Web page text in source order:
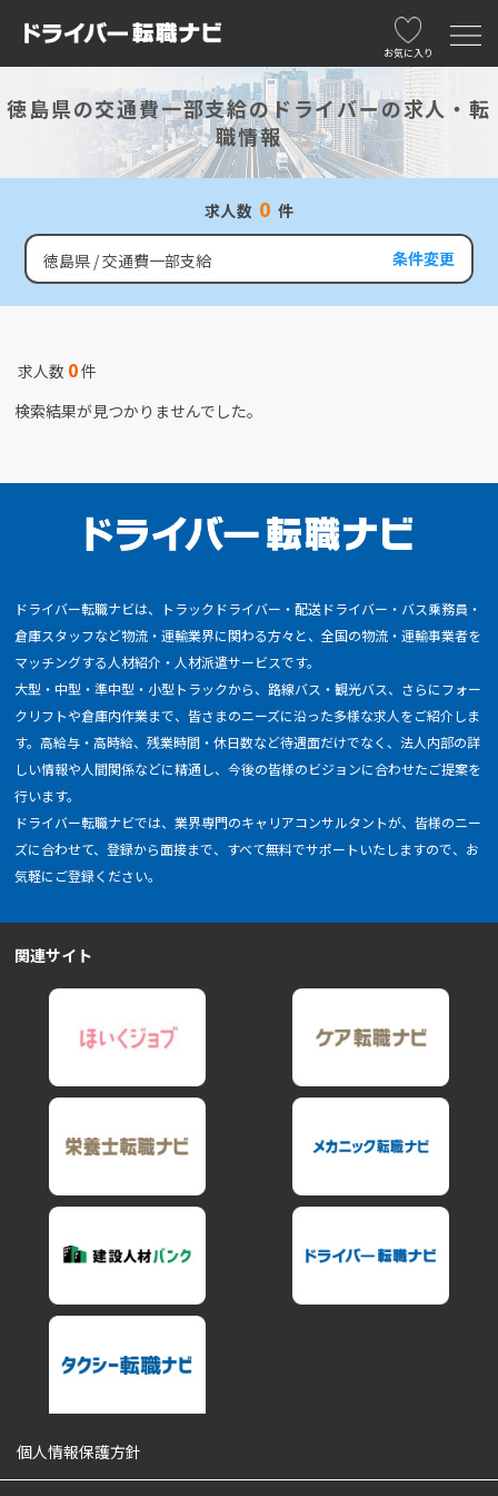
お気に入り
徳島県の交通費一部支給のドライバーの求人・転
職情報
求人数 0 件
徳島県 交通費一部支給 条件変更
求人数 0件
検索結果が見つかりませんでした。
ドライバー転職ナビは、トラックドライバー・配送ドライバー・バス乗務員・
倉庫スタッフなど物流・運輸業界に関わる方々と、全国の物流・運輸事業者を
マッチングする人材紹介・人材派遣サービスです。
大型・中型・準中型・小型トラックから、路線バス・観光バス、さらにフォー
クリフトや倉庫内作業まで、皆さまのニーズに沿った多様な求人をご紹介しま
す。高給与・高時給、残業時間・休日数など待遇面だけでなく、法人内部の詳
しい情報や人間関係などに精通し、今後の皆様のビジョンに合わせたご提案を
行います。
ドライバー転職ナビでは、業界専門のキャリアコンサルタントが、皆様のニー
ズに合わせて、登録から面接まで、すべて無料でサポートいたしますので、お
気軽にご登録ください。
関連サイト
個人情報保護方針